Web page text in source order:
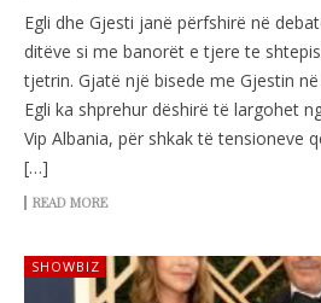
Egli dhe Gjesti janë përfshirë në
ditëve si me banorët e tjere te
tjetrin. Gjatë një bisede me Gjestin
Egli ka shprehur dëshirë të largohet
Vip Albania, për shkak të tensioneve
[…]
READ MORE
SHOWBIZ